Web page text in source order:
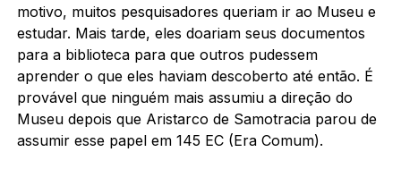
motivo, muitos pesquisadores queriam ir ao Museu e
estudar. Mais tarde, eles doariam seus documentos
para a biblioteca para que outros pudessem
aprender o que eles haviam descoberto até então. É
provável que ninguém mais assumiu a direção do
Museu depois que Aristarco de Samotracia parou de
assumir esse papel em 145 EC (Era Comum).